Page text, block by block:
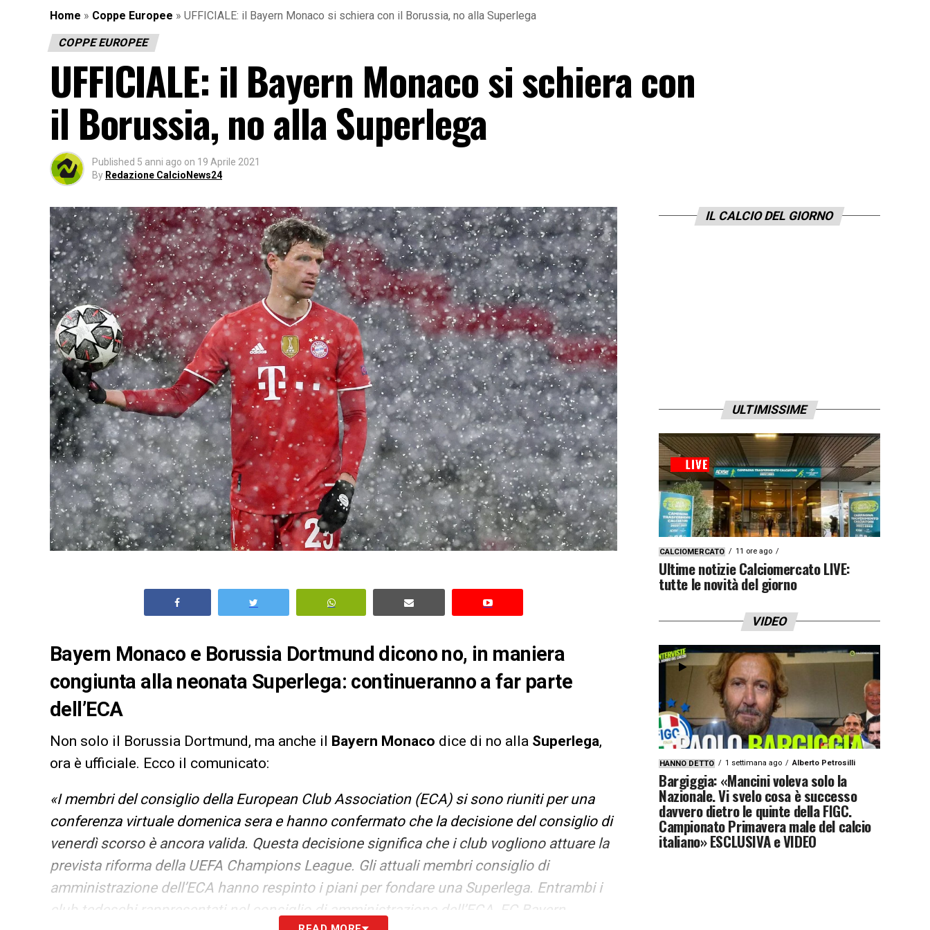
Home » Coppe Europee » UFFICIALE: il Bayern Monaco si schiera con il Borussia, no alla Superlega
COPPE EUROPEE
UFFICIALE: il Bayern Monaco si schiera con
il Borussia, no alla Superlega
Published 5 anni ago on 19 Aprile 2021
By Redazione CalcioNews24
Bayern Monaco e Borussia Dortmund dicono no, in maniera
congiunta alla neonata Superlega: continueranno a far parte
dell’ECA
Non solo il Borussia Dortmund, ma anche il Bayern Monaco dice di no alla Superlega,
ora è ufficiale. Ecco il comunicato:
«I membri del consiglio della European Club Association (ECA) si sono riuniti per una
conferenza virtuale domenica sera e hanno confermato che la decisione del consiglio di
venerdì scorso è ancora valida. Questa decisione significa che i club vogliono attuare la
prevista riforma della UEFA Champions League. Gli attuali membri consiglio di
amministrazione dell’ECA hanno respinto i piani per fondare una Superlega. Entrambi i
club tedeschi rappresentati nel consiglio di amministrazione dell’ECA, FC Bayern
IL CALCIO DEL GIORNO
ULTIMISSIME
CALCIOMERCATO 11 ore ago
Ultime notizie Calciomercato LIVE:
tutte le novità del giorno
VIDEO
HANNO DETTO 1 settimana ago Alberto Petrosilli
Bargiggia: «Mancini voleva solo la
Nazionale. Vi svelo cosa è successo
davvero dietro le quinte della FIGC.
Campionato Primavera male del calcio
italiano» ESCLUSIVA e VIDEO